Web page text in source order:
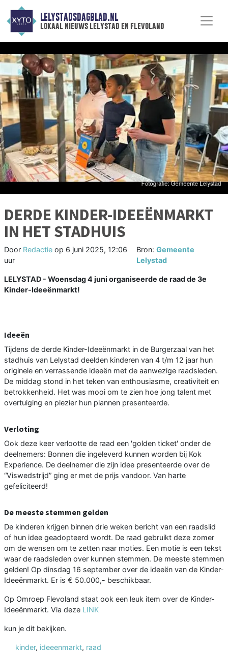
LELYSTADSDAGBLAD.NL
lokaal nieuws lelystad en flevoland
DERDE KINDER-IDEEËNMARKT
IN HET STADHUIS
Door Redactie op 6 juni 2025, 12:06
uur
Bron: Gemeente
Lelystad
LELYSTAD - Woensdag 4 juni organiseerde de raad de 3e
Kinder-Ideeënmarkt!
Ideeën
Tijdens de derde Kinder-Ideeënmarkt in de Burgerzaal van het
stadhuis van Lelystad deelden kinderen van 4 t/m 12 jaar hun
originele en verrassende ideeën met de aanwezige raadsleden.
De middag stond in het teken van enthousiasme, creativiteit en
betrokkenheid. Het was mooi om te zien hoe jong talent met
overtuiging en plezier hun plannen presenteerde.
Verloting
Ook deze keer verlootte de raad een 'golden ticket' onder de
deelnemers: Bonnen die ingeleverd kunnen worden bij Kok
Experience. De deelnemer die zijn idee presenteerde over de
“Viswedstrijd” ging er met de prijs vandoor. Van harte
gefeliciteerd!
De meeste stemmen gelden
De kinderen krijgen binnen drie weken bericht van een raadslid
of hun idee geadopteerd wordt. De raad gebruikt deze zomer
om de wensen om te zetten naar moties. Een motie is een tekst
waar de raadsleden over kunnen stemmen. De meeste stemmen
gelden! Op dinsdag 16 september over de ideeën van de Kinder-
Ideeënmarkt. Er is € 50.000,- beschikbaar.
Op Omroep Flevoland staat ook een leuk item over de Kinder-
Ideeënmarkt. Via deze LINK
kun je dit bekijken.
kinder, ideeenmarkt, raad